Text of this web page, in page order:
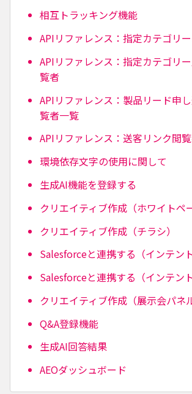
相互トラッキング機能
APIリファレンス：指定カテゴリ
APIリファレンス：指定カテゴリ
覧者
APIリファレンス：製品リード申
覧者一覧
APIリファレンス：送客リンク閲
環境依存文字の使用に関して
生成AI機能を登録する
クリエイティブ作成（ホワイトペ
クリエイティブ作成（チラシ）
Salesforceと連携する（インテン
Salesforceと連携する（インテン
クリエイティブ作成（展示会パネル
Q&A登録機能
生成AI回答結果
AEOダッシュボード